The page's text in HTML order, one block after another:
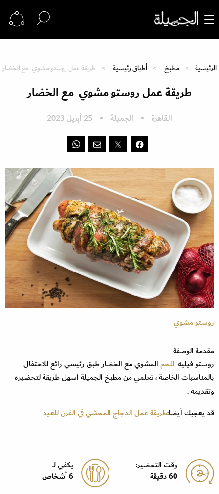
الرئيسية مطبخ أطباق رئيسية طريقة عمل روستو مشوي مع الخضار
طريقة عمل روستو مشوي مع الخضار
القاهرة الجميلة 25 أبريل 2023
روستو مشوي
مقدمة الوصفة
روستو فيليهاللحمالمشوي مع الخضار طبق رئيسي رائع للاحتفال
بالمناسبات الخاصة ، تعلمي من مطبخ الجميلة اسهل طريقة لتحضيره
وتقديمه .
قد يعجبك أيضًا:طريقة عمل الدجاج المحشي في الفرن للعيد
وقت التحضير:
60 دقيقة
يكفي J
6 أشخاص